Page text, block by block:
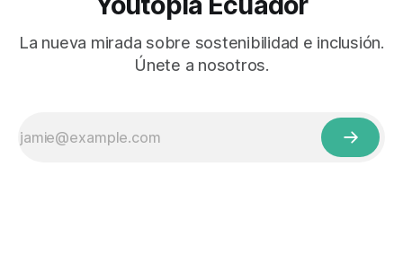
La nueva mirada sobre sostenibilidad e inclusión.
Únete a nosotros.